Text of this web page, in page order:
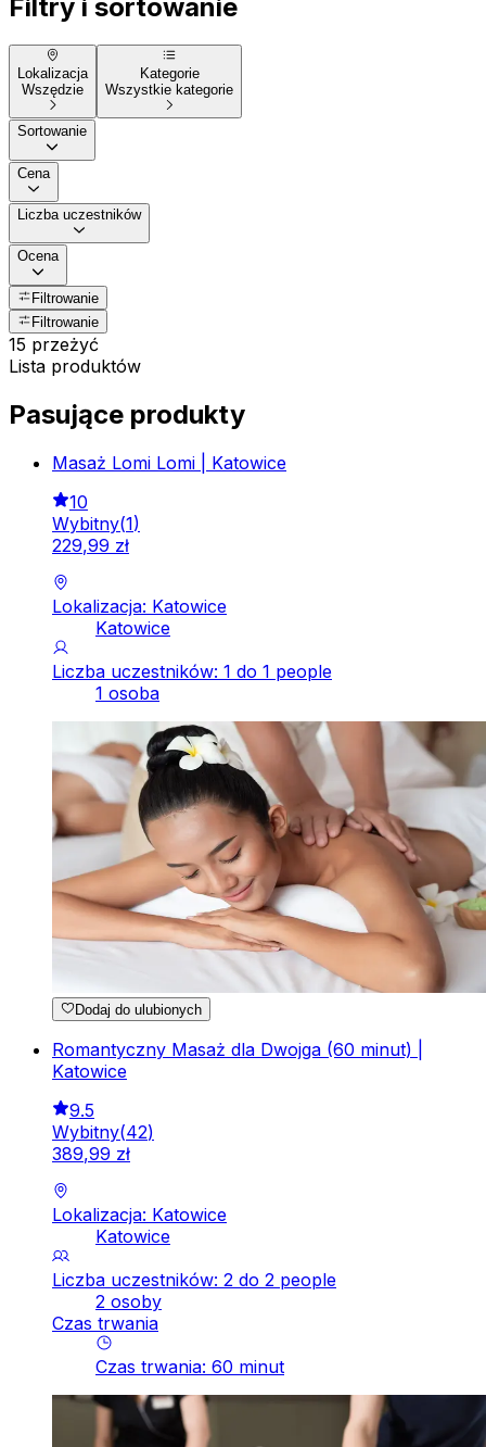
Filtry i sortowanie
Lokalizacja
Wszędzie
Kategorie
Wszystkie kategorie
Sortowanie
Cena
Liczba uczestników
Ocena
Filtrowanie
Filtrowanie
15 przeżyć
Lista produktów
Pasujące produkty
Masaż Lomi Lomi | Katowice
10
Wybitny(1)
229,99 zł
Lokalizacja: Katowice
Katowice
Liczba uczestników: 1 do 1 people
1 osoba
Dodaj do ulubionych
Romantyczny Masaż dla Dwojga (60 minut) |
Katowice
9.5
Wybitny(42)
389,99 zł
Lokalizacja: Katowice
Katowice
Liczba uczestników: 2 do 2 people
2 osoby
Czas trwania
Czas trwania: 60 minut